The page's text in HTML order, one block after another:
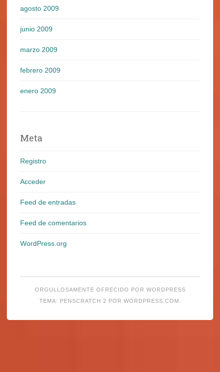
agosto 2009
junio 2009
marzo 2009
febrero 2009
enero 2009
Meta
Registro
Acceder
Feed de entradas
Feed de comentarios
WordPress.org
ORGULLOSAMENTE OFRECIDO POR WORDPRESS
TEMA: PENSCRATCH 2 POR WORDPRESS.COM